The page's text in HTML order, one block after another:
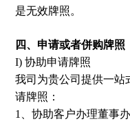
是无效牌照。
四、申请或者併购牌照
I) 协助申请牌照
我司为贵公司提供一站
请牌照：
1、协助客户办理董事